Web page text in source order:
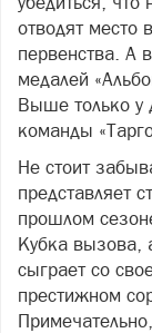
отводят место
первенства. А
медалей
Выше только у
команды
Не стоит
представляет
прошлом
Кубка вызова,
сыграет со
престижном